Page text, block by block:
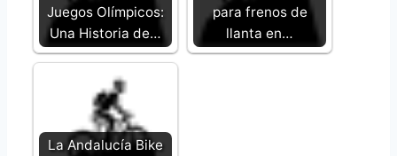
Juegos Olímpicos:
Una Historia de…
para frenos de
llanta en…
La Andalucía Bike